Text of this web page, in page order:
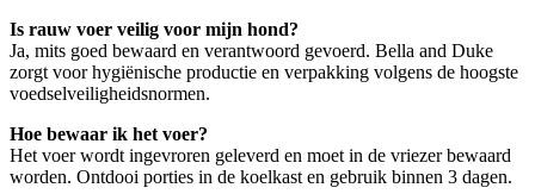
Is rauw voer veilig voor mijn hond?
Ja, mits goed bewaard en verantwoord gevoerd. Bella and Duke
zorgt voor hygiënische productie en verpakking volgens de hoogste
voedselveiligheidsnormen.
Hoe bewaar ik het voer?
Het voer wordt ingevroren geleverd en moet in de vriezer bewaard
worden. Ontdooi porties in de koelkast en gebruik binnen 3 dagen.